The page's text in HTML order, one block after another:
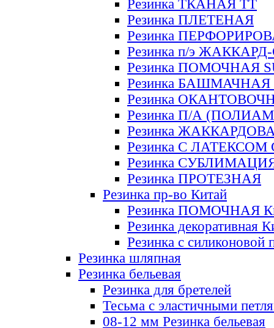
Резинка ТКАНАЯ ТТ
Резинка ПЛЕТЕНАЯ
Резинка
Резинка п/э
Резинка ПОМОЧНАЯ
Резинка БАШМАЧНАЯ
Резинка
Резинка П/А
Резинка
Резинка С ЛАТЕКСОМ
Резинка
Резинка ПРОТЕЗНАЯ
Резинка пр-во Китай
Резинка ПОМОЧНАЯ
Резинка декоративная
Резинка с силиконовой
Резинка шляпная
Резинка бельевая
Резинка для бретелей
Тесьма с эластичными
08-12 мм Резинка бельевая